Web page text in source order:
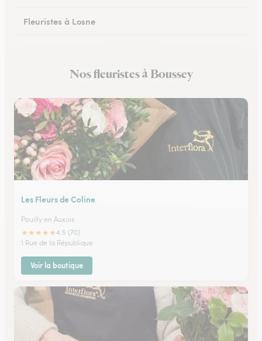
Fleuristes à Losne
Fleuristes à Meursault
Nos fleuristes à Boussey
Les Fleurs de Coline
Pouilly en Auxois
★★★★★4.5 (70)
1 Rue de la République
Voir la boutique